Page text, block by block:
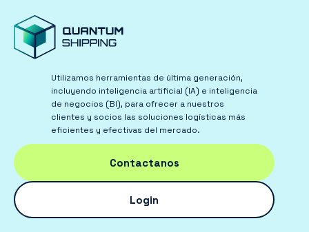
Utilizamos herramientas de última generación,
incluyendo inteligencia artificial (IA) e inteligencia
de negocios (BI), para ofrecer a nuestros
clientes y socios las soluciones logísticas más
eficientes y efectivas del mercado.
Contactanos
Login